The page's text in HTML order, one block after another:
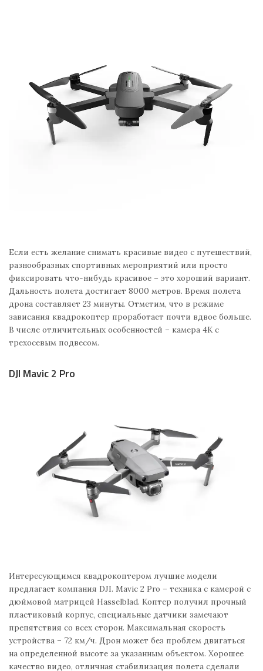
Если есть желание снимать красивые видео с путешествий,
разнообразных спортивных мероприятий или просто
фиксировать что-нибудь красивое – это хороший вариант.
Дальность полета достигает 8000 метров. Время полета
дрона составляет 23 минуты. Отметим, что в режиме
зависания квадрокоптер проработает почти вдвое больше.
В числе отличительных особенностей – камера 4K с
трехосевым подвесом.
DJI Mavic 2 Pro
Интересующимся квадрокоптером лучшие модели
предлагает компания DJI. Mavic 2 Pro – техника с камерой с
дюймовой матрицей Hasselblad. Коптер получил прочный
пластиковый корпус, специальные датчики замечают
препятствия со всех сторон. Максимальная скорость
устройства – 72 км/ч. Дрон может без проблем двигаться
на определенной высоте за указанным объектом. Хорошее
качество видео, отличная стабилизация полета сделали